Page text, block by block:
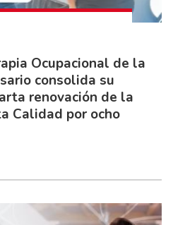
Ocupacional de la
consolida su
renovación de la
Calidad por ocho